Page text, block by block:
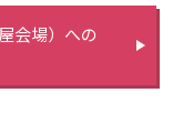
会場）への